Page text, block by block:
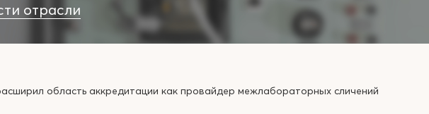
отрасли
область аккредитации как провайдер межлабораторных сличений